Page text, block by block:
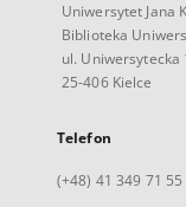
Uniwersytet Jana
Biblioteka
ul. Uniwersytecka
25-406 Kielce
Telefon
(+48) 41 349 71 55